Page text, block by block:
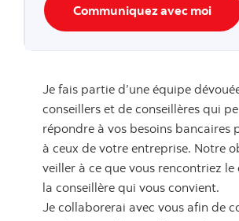
Communiquez avec moi
Je fais partie d’une équipe
conseillers et de conseillères qui
répondre à vos besoins bancaires
à ceux de votre entreprise. Notre
veiller à ce que vous rencontriez le
la conseillère qui vous convient.
Je collaborerai avec vous afin de